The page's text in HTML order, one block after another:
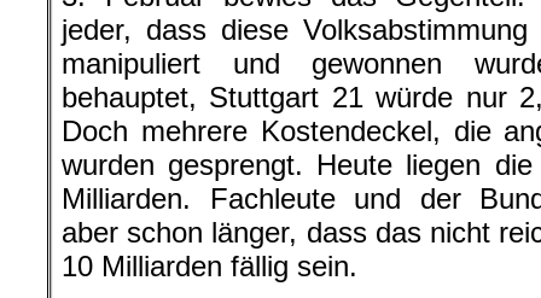
jeder, dass diese
manipuliert und gewonnen
behauptet, Stuttgart 21 würde nur
Doch mehrere Kostendeckel, die
wurden gesprengt. Heute liegen
Milliarden. Fachleute und der
aber schon länger, dass das nicht
10 Milliarden fällig sein.